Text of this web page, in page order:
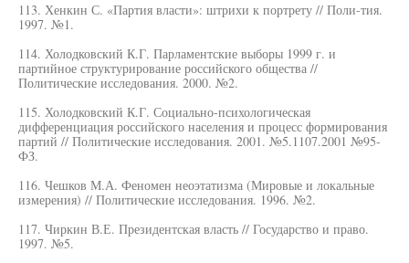
113. Хенкин С. «Партия власти»: штрихи к портрету // Поли-тия.
1997. №1.
114. Холодковский К.Г. Парламентские выборы 1999 г. и
партийное структурирование российского общества //
Политические исследования. 2000. №2.
115. Холодковский К.Г. Социально-психологическая
дифференциация российского населения и процесс формирования
партий // Политические исследования. 2001. №5.1107.2001 №95-
ФЗ.
116. Чешков М.А. Феномен неоэтатизма (Мировые и локальные
измерения) // Политические исследования. 1996. №2.
117. Чиркин В.Е. Президентская власть // Государство и право.
1997. №5.